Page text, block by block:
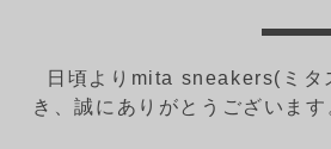
日頃よりmita sneakers(ミタ
き、誠にありがとうございま